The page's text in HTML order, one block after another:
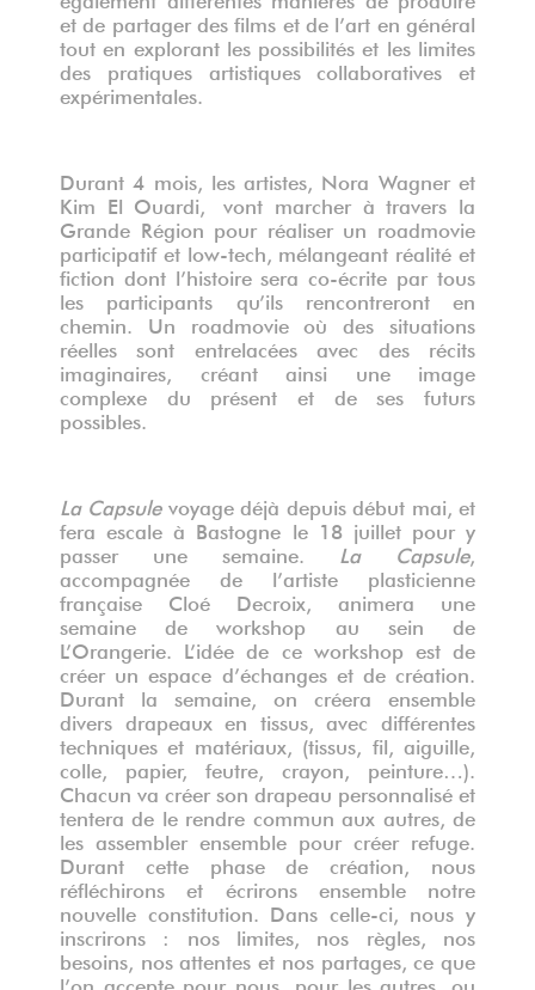
et de partager des films et de l’art en général
tout en explorant les possibilités et les limites
des pratiques artistiques collaboratives et
expérimentales.
Durant 4 mois, les artistes, Nora Wagner et
Kim El Ouardi, vont marcher à travers la
Grande Région pour réaliser un roadmovie
participatif et low-tech, mélangeant réalité et
fiction dont l’histoire sera co-écrite par tous
les participants qu’ils rencontreront en
chemin. Un roadmovie où des situations
réelles sont entrelacées avec des récits
imaginaires, créant ainsi une image
complexe du présent et de ses futurs
possibles.
La Capsulevoyage déjà depuis début mai, et
fera escale à Bastogne le 18 juillet pour y
passer une semaine. La Capsule,
accompagnée de l’artiste plasticienne
française Cloé Decroix, animera une
semaine de workshop au sein de
L’Orangerie. L’idée de ce workshop est de
créer un espace d’échanges et de création.
Durant la semaine, on créera ensemble
divers drapeaux en tissus, avec différentes
techniques et matériaux, (tissus, fil, aiguille,
colle, papier, feutre, crayon, peinture…).
Chacun va créer son drapeau personnalisé et
tentera de le rendre commun aux autres, de
les assembler ensemble pour créer refuge.
Durant cette phase de création, nous
réfléchirons et écrirons ensemble notre
nouvelle constitution. Dans celle-ci, nous y
inscrirons : nos limites, nos règles, nos
besoins, nos attentes et nos partages, ce que
l’on accepte pour nous, pour les autres, ou